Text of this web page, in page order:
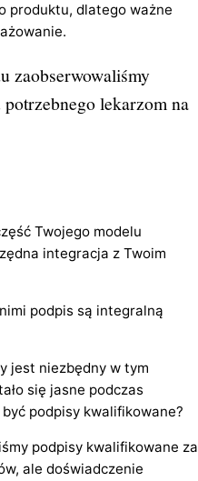
produktu, dlatego ważne
zaobserwowaliśmy
lekarzom na
Twojego modelu
integracja z Twoim
podpis są integralną
jest niezbędny w tym
się jasne podczas
podpisy kwalifikowane?
podpisy kwalifikowane za
ale doświadczenie